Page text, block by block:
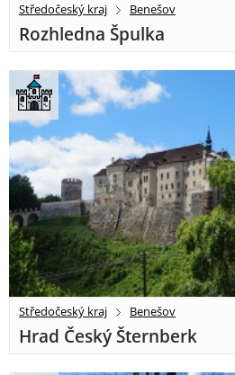
Středočeský kraj Benešov
Rozhledna Špulka
Středočeský kraj Benešov
Hrad Český Šternberk